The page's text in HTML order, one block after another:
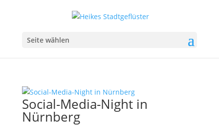
Seite wählen
Social-Media-Night in
Nürnberg